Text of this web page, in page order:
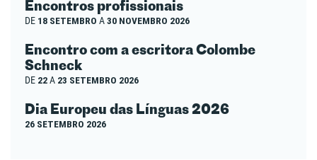
Encontros profissionais
DE 18 SETEMBRO A30 NOVEMBRO 2026
Encontro com a escritora Colombe
Schneck
DE 22A 23 SETEMBRO 2026
Dia Europeu das Línguas 2026
26 SETEMBRO 2026